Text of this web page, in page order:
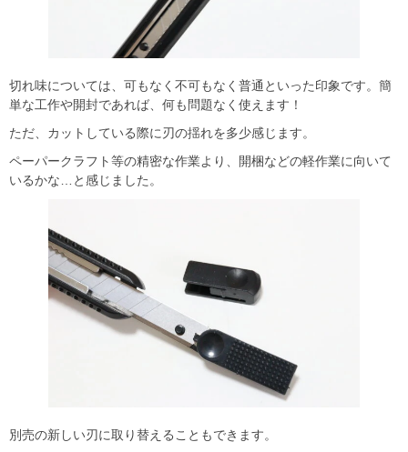
切れ味については、可もなく不可もなく普通といった印象です。簡
単な工作や開封であれば、何も問題なく使えます！
ただ、カットしている際に刃の揺れを多少感じます。
ペーパークラフト等の精密な作業より、開梱などの軽作業に向いて
いるかな…と感じました。
別売の新しい刃に取り替えることもできます。